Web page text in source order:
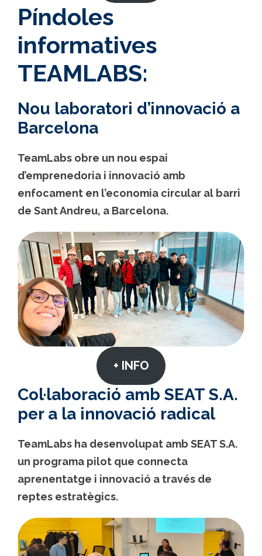
Píndoles
informatives
TEAMLABS:
Nou laboratori d’innovació a
Barcelona
TeamLabs obre un nou espai
d’emprenedoria i innovació amb
enfocament en l’economia circular al barri
de Sant Andreu, a Barcelona.
+ INFO
Col·laboració amb SEAT S.A.
per a la innovació radical
TeamLabs ha desenvolupat amb SEAT S.A.
un programa pilot que connecta
aprenentatge i innovació a través de
reptes estratègics.